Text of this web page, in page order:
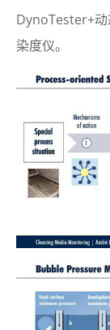
DynoTester+
染度仪。